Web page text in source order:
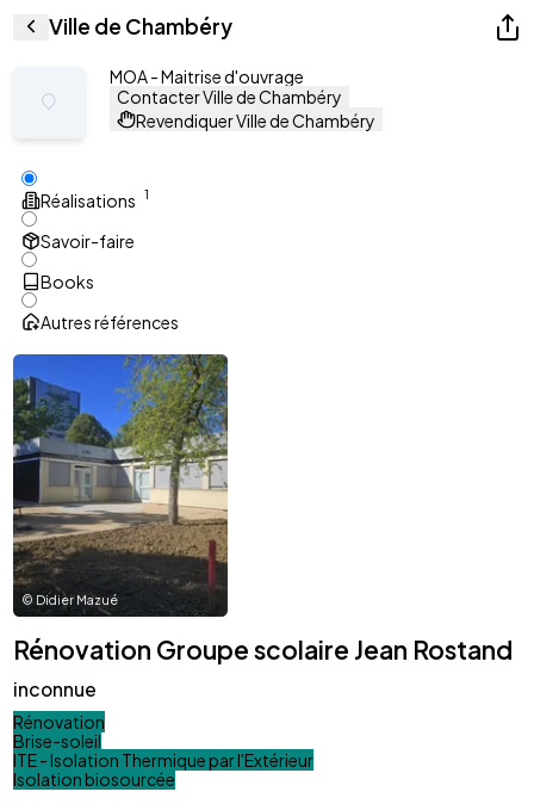
Ville de Chambéry
MOA - Maitrise d'ouvrage
Contacter Ville de Chambéry
Revendiquer Ville de Chambéry
Réalisations 1
Savoir-faire
Books
Autres références
© Didier Mazué
Rénovation Groupe scolaire Jean Rostand
inconnue
Rénovation
Brise-soleil
ITE - Isolation Thermique par l'Extérieur
Isolation biosourcée